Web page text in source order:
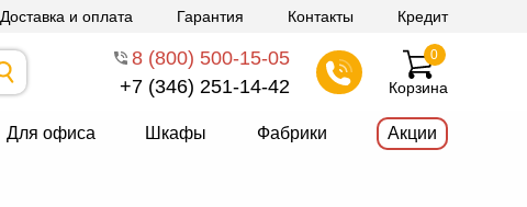
Доставка и оплата Гарантия Контакты Кредит
8 (800) 500-15-05
+7 (346) 251-14-42
Корзина
0
Для офиса Шкафы Фабрики Акции